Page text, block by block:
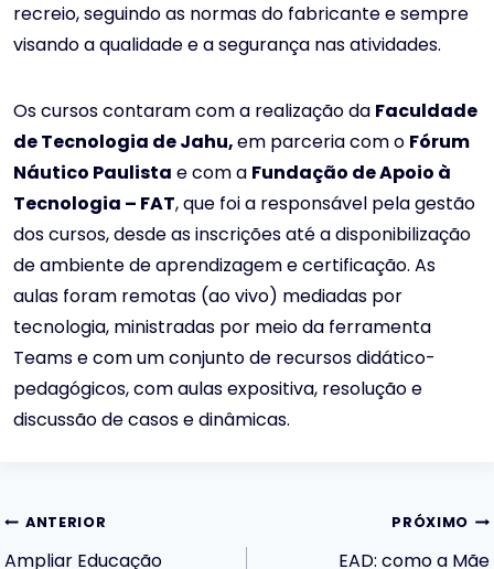
recreio, seguindo as normas do fabricante e sempre
visando a qualidade e a segurança nas atividades.
Os cursos contaram com a realização da Faculdade
de Tecnologia de Jahu,em parceria com o Fórum
Náutico Paulista e com a Fundação de Apoio à
Tecnologia – FAT, que foi a responsável pela gestão
dos cursos, desde as inscrições até a disponibilização
de ambiente de aprendizagem e certificação. As
aulas foram remotas (ao vivo) mediadas por
tecnologia, ministradas por meio da ferramenta
Teams e com um conjunto de recursos didático-
pedagógicos, com aulas expositiva, resolução e
discussão de casos e dinâmicas.
Navegação
ANTERIOR
Ampliar Educação
PRÓXIMO
EAD: como a Mãe